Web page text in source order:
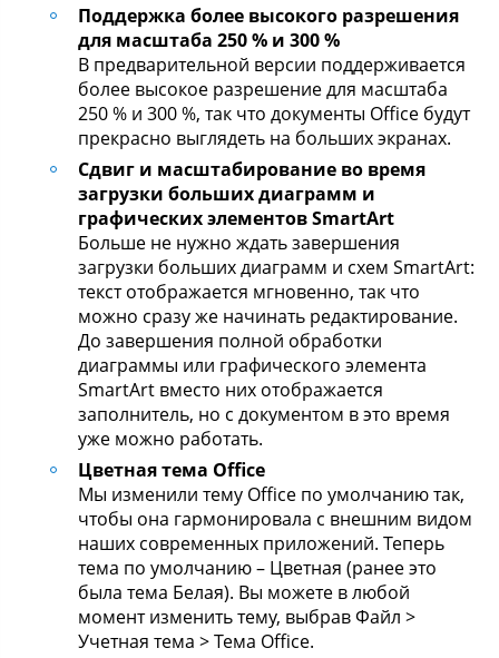
Поддержка более высокого разрешения
для масштаба 250 % и 300 %
В предварительной версии поддерживается
более высокое разрешение для масштаба
250 % и 300 %, так что документы Office будут
прекрасно выглядеть на больших экранах.
Сдвиг и масштабирование во время
загрузки больших диаграмм и
графических элементов SmartArt
Больше не нужно ждать завершения
загрузки больших диаграмм и схем SmartArt:
текст отображается мгновенно, так что
можно сразу же начинать редактирование.
До завершения полной обработки
диаграммы или графического элемента
SmartArt вместо них отображается
заполнитель, но с документом в это время
уже можно работать.
Цветная тема Office
Мы изменили тему Office по умолчанию так,
чтобы она гармонировала с внешним видом
наших современных приложений. Теперь
тема по умолчанию – Цветная (ранее это
была тема Белая). Вы можете в любой
момент изменить тему, выбрав Файл >
Учетная тема > Тема Office.